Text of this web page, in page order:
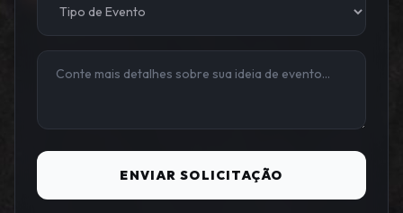
ENVIAR SOLICITAÇÃO